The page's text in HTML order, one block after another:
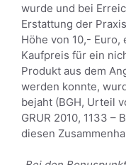
wurde und bei
Erstattung der
Höhe von 10,-
Kaufpreis für ein
Produkt aus dem
werden konnte,
bejaht (BGH, Urteil
GRUR 2010, 1133 –
diesen